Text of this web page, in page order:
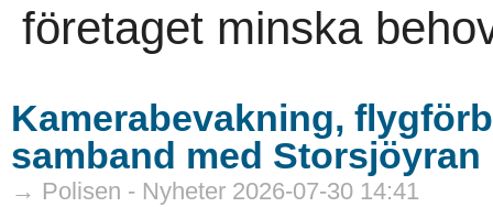
företaget minska
Kamerabevakning,
samband med Storsjöyran
→ Polisen - Nyheter 2026-07-30 14:41